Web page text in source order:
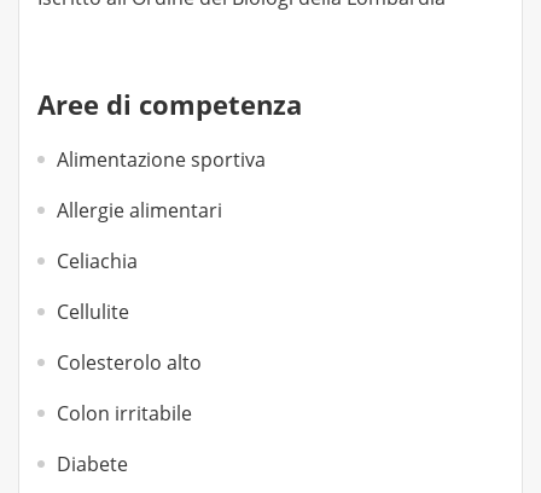
Aree di competenza
Alimentazione sportiva
Allergie alimentari
Celiachia
Cellulite
Colesterolo alto
Colon irritabile
Diabete